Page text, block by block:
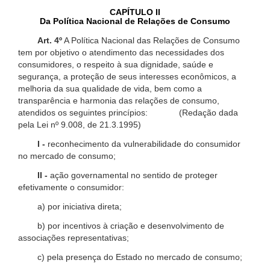
CAPÍTULO II
Da Política Nacional de Relações de Consumo
Art. 4ºA Política Nacional das Relações de Consumo
tem por objetivo o atendimento das necessidades dos
consumidores, o respeito à sua dignidade, saúde e
segurança, a proteção de seus interesses econômicos, a
melhoria da sua qualidade de vida, bem como a
transparência e harmonia das relações de consumo,
atendidos os seguintes princípios: (Redação dada
pela Lei nº 9.008, de 21.3.1995)
I - reconhecimento da vulnerabilidade do consumidor
no mercado de consumo;
II - ação governamental no sentido de proteger
efetivamente o consumidor:
a) por iniciativa direta;
b) por incentivos à criação e desenvolvimento de
associações representativas;
c) pela presença do Estado no mercado de consumo;